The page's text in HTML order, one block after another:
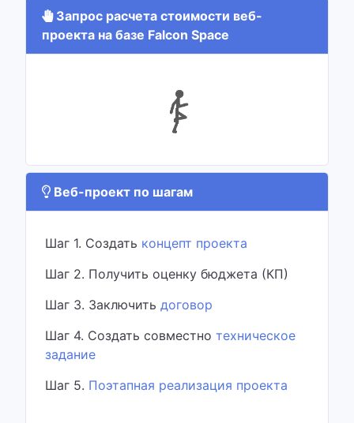
Запрос расчета стоимости веб-
проекта на базе Falcon Space
Веб-проект по шагам
Шаг 1. Создать концепт проекта
Шаг 2. Получить оценку бюджета (КП)
Шаг 3. Заключить договор
Шаг 4. Создать совместно техническое
задание
Шаг 5. Поэтапная реализация проекта